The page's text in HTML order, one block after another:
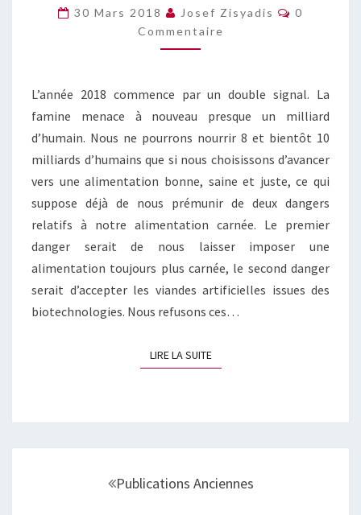
ANIMAUX,
ÉLEVEURS
ET
30 Mars 2018 Josef Zisyadis
0
Commentaire
L’année 2018 commence par un double signal. La
famine menace à nouveau presque un milliard
d’humain. Nous ne pourrons nourrir 8 et bientôt 10
milliards d’humains que si nous choisissons d’avancer
vers une alimentation bonne, saine et juste, ce qui
suppose déjà de nous prémunir de deux dangers
relatifs à notre alimentation carnée. Le premier
danger serait de nous laisser imposer une
alimentation toujours plus carnée, le second danger
serait d’accepter les viandes artificielles issues des
biotechnologies. Nous refusons ces…
LIRE LA SUITELIRE LA SUITE
Publications Anciennes